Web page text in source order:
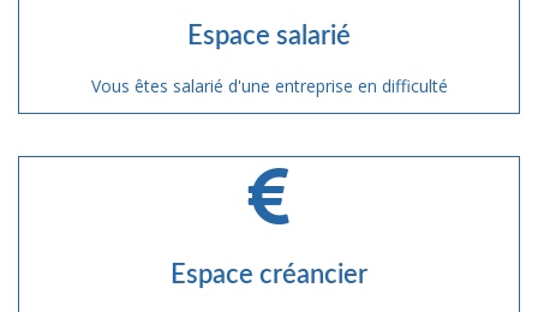
Espace salarié
Vous êtes salarié d'une entreprise en difficulté
Espace créancier